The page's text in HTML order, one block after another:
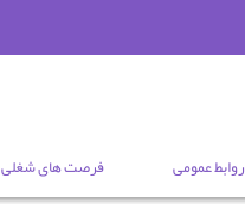
روابط عمومی فرصت های شغلی